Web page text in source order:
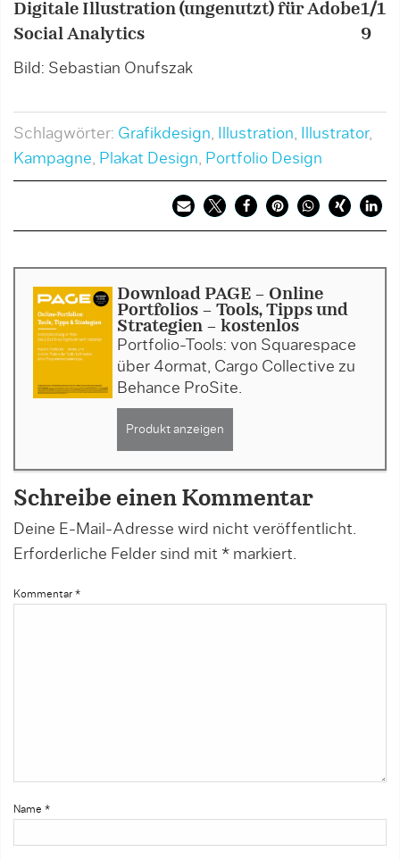
Digitale Illustration (ungenutzt) für Adobe
Social Analytics
Bild: Sebastian Onufszak
1/1
9
Schlagwörter: Grafikdesign, Illustration, Illustrator,
Kampagne, Plakat Design, Portfolio Design
Download PAGE - Online
Portfolios - Tools, Tipps und
Strategien - kostenlos
Portfolio-Tools: von Squarespace
über 4ormat, Cargo Collective zu
Behance ProSite.
Produkt anzeigen
Schreibe einen Kommentar
Deine E-Mail-Adresse wird nicht veröffentlicht.
Erforderliche Felder sind mit * markiert.
Kommentar *
Name *